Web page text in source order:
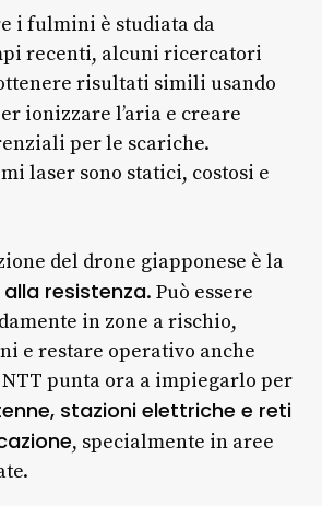
i fulmini è studiata da
recenti, alcuni ricercatori
risultati simili usando
ionizzare l’aria e creare
per le scariche.
laser sono statici, costosi e
del drone giapponese è la
resistenza. Può essere
in zone a rischio,
e restare operativo anche
NTT punta ora a impiegarlo per
stazioni elettriche e reti
, specialmente in aree